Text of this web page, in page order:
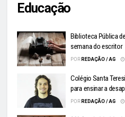
Educação
Biblioteca Pública
semana do escritor
POR REDAÇÃO / AG
Colégio Santa
para ensinar a
POR REDAÇÃO / AG